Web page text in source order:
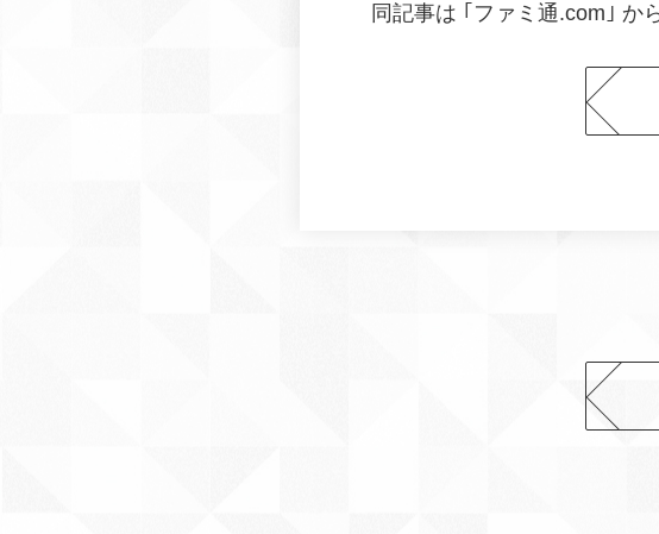
同記事は ｢ファミ通.com｣ か